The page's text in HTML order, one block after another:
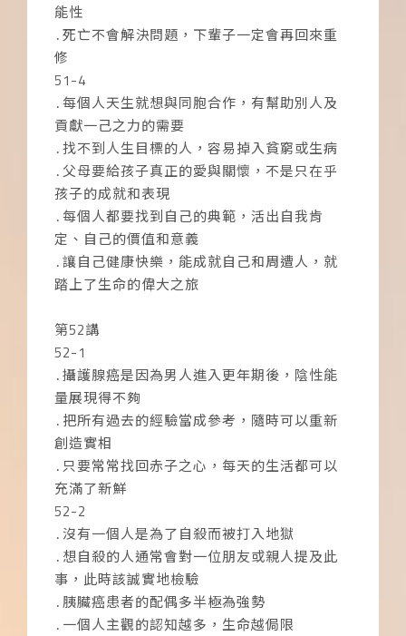
能性
․死亡不會解決問題，下輩子一定會再回來重
修
51-4
․每個人天生就想與同胞合作，有幫助別人及
貢獻一己之力的需要
․找不到人生目標的人，容易掉入貧窮或生病
․父母要給孩子真正的愛與關懷，不是只在乎
孩子的成就和表現
․每個人都要找到自己的典範，活出自我肯
定、自己的價值和意義
․讓自己健康快樂，能成就自己和周遭人，就
踏上了生命的偉大之旅
第52講
52-1
․攝護腺癌是因為男人進入更年期後，陰性能
量展現得不夠
․把所有過去的經驗當成參考，隨時可以重新
創造實相
․只要常常找回赤子之心，每天的生活都可以
充滿了新鮮
52-2
․沒有一個人是為了自殺而被打入地獄
․想自殺的人通常會對一位朋友或親人提及此
事，此時該誠實地檢驗
․胰臟癌患者的配偶多半極為強勢
․一個人主觀的認知越多，生命越侷限